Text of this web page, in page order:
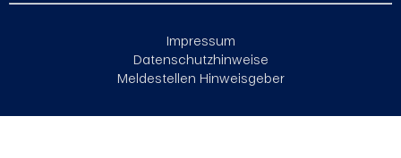
Impressum
Datenschutzhinweise
Meldestellen Hinweisgeber